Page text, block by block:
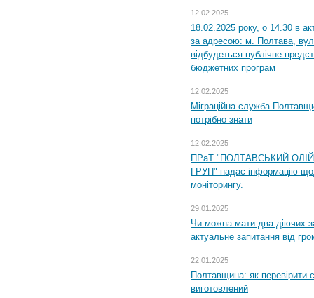
12.02.2025
18.02.2025 року, о 14.30 в
за адресою: м. Полтава,
відбудеться публічне
бюджетних програм
12.02.2025
Міграційна служба
потрібно знати
12.02.2025
ПРаТ "ПОЛТАВСЬКИЙ
ГРУП" надає інформацію
моніторингу.
29.01.2025
Чи можна мати два діючих
актуальне запитання від
22.01.2025
Полтавщина: як перевірити
виготовлений